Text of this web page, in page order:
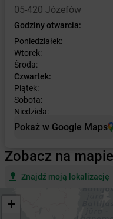
05-420 Józefów
Godziny otwarcia:
Poniedziałek:
Wtorek:
Środa:
Czwartek:
Piątek:
Sobota:
Niedziela:
Pokaż w Google Maps
Zobacz na
Znajdź moją lokalizację
+